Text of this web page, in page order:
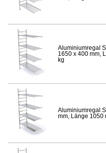
Aluminiumregal
1650 x 400 mm,
kg
Aluminiumregal
mm, Länge 1050